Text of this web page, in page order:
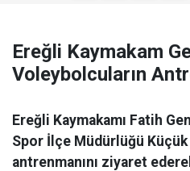
Ereğli Kaymakam
Voleybolcuların
Ereğli Kaymakamı Fatih
Spor İlçe Müdürlüğü Küçük
antrenmanını ziyaret